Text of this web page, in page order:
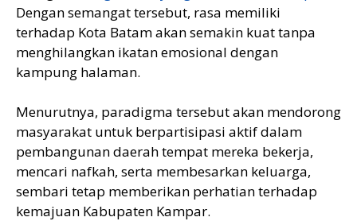
Dengan semangat tersebut, rasa memiliki
terhadap Kota Batam akan semakin kuat tanpa
menghilangkan ikatan emosional dengan
kampung halaman.
Menurutnya, paradigma tersebut akan mendorong
masyarakat untuk berpartisipasi aktif dalam
pembangunan daerah tempat mereka bekerja,
mencari nafkah, serta membesarkan keluarga,
sembari tetap memberikan perhatian terhadap
kemajuan Kabupaten Kampar.